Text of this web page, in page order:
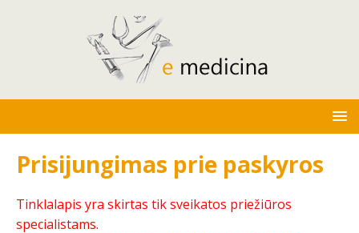
Prisijungimas prie paskyros
Tinklalapis yra skirtas tik sveikatos priežiūros
specialistams.